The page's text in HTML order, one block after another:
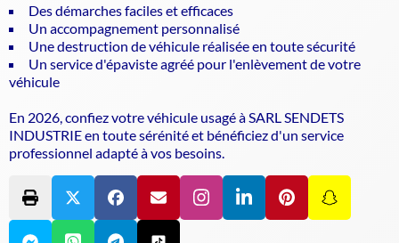
Des démarches faciles et efficaces
Un accompagnement personnalisé
Une destruction de véhicule réalisée en toute sécurité
Un service d'épaviste agréé pour l'enlèvement de votre
véhicule
En 2026, confiez votre véhicule usagé à SARL SENDETS
INDUSTRIE en toute sérénité et bénéficiez d'un service
professionnel adapté à vos besoins.